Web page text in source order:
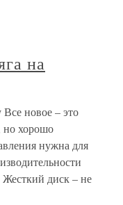
на
Все новое – это
но хорошо
нужна для
диск – не